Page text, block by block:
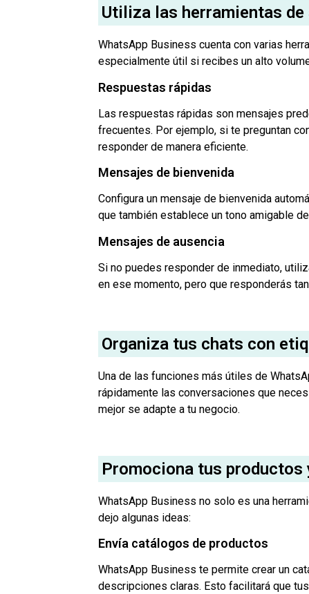
Utiliza las herramientas
WhatsApp Business cuenta con varias
especialmente útil si recibes un alto
Respuestas rápidas
Las respuestas rápidas son mensajes
frecuentes. Por ejemplo, si te preguntan
responder de manera eficiente.
Mensajes de bienvenida
Configura un mensaje de bienvenida
que también establece un tono amigable
Mensajes de ausencia
Si no puedes responder de inmediato,
en ese momento, pero que responderás
Organiza tus chats con
Una de las funciones más útiles de
rápidamente las conversaciones que
mejor se adapte a tu negocio.
Promociona tus productos
WhatsApp Business no solo es una
dejo algunas ideas:
Envía catálogos de productos
WhatsApp Business te permite crear un
descripciones claras. Esto facilitará que